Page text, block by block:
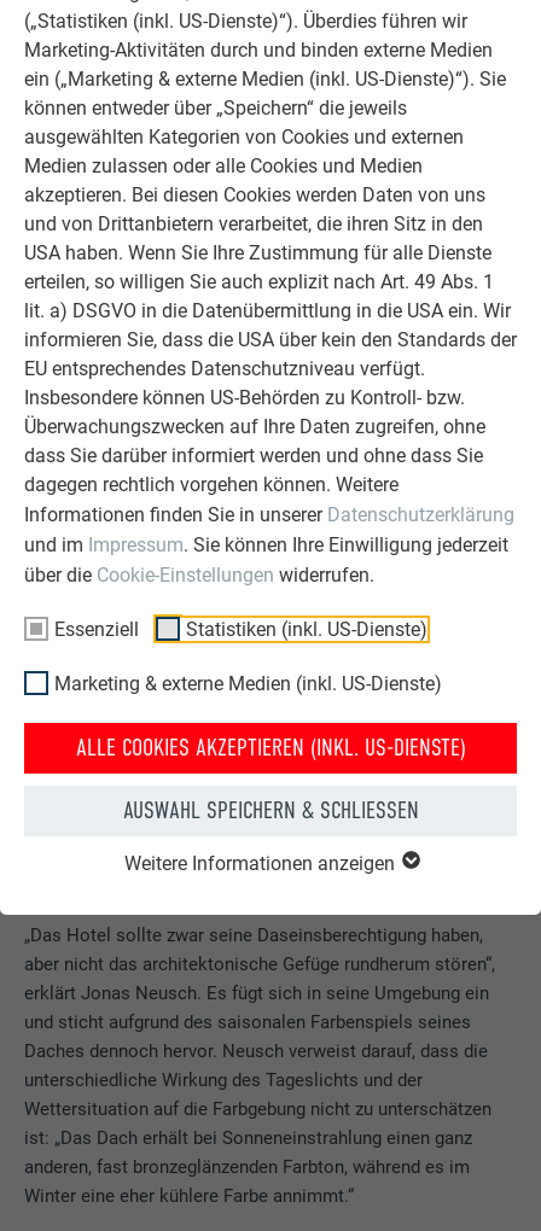
(„Statistiken (inkl. US-Dienste)“). Überdies führen wir
Marketing-Aktivitäten durch und binden externe Medien
ein („Marketing & externe Medien (inkl. US-Dienste)“). Sie
können entweder über „Speichern“ die jeweils
ausgewählten Kategorien von Cookies und externen
Medien zulassen oder alle Cookies und Medien
akzeptieren. Bei diesen Cookies werden Daten von uns
und von Drittanbietern verarbeitet, die ihren Sitz in den
USA haben. Wenn Sie Ihre Zustimmung für alle Dienste
erteilen, so willigen Sie auch explizit nach Art. 49 Abs. 1
lit. a) DSGVO in die Datenübermittlung in die USA ein. Wir
informieren Sie, dass die USA über kein den Standards der
EU entsprechendes Datenschutzniveau verfügt.
Insbesondere können US-Behörden zu Kontroll- bzw.
Überwachungszwecken auf Ihre Daten zugreifen, ohne
dass Sie darüber informiert werden und ohne dass Sie
dagegen rechtlich vorgehen können. Weitere
Informationen finden Sie in unserer Datenschutzerklärung
und im Impressum. Sie können Ihre Einwilligung jederzeit
über die Cookie-Einstellungen widerrufen.
Essenziell Statistiken (inkl. US-Dienste)
Marketing & externe Medien (inkl. US-Dienste)
ALLE COOKIES AKZEPTIEREN (INKL. US-DIENSTE)
AUSWAHL SPEICHERN & SCHLIESSEN
Weitere Informationen anzeigen
EINFÜGUNG STATT EFFEKTHASCHEREI
„Das Hotel sollte zwar seine Daseinsberechtigung haben,
aber nicht das architektonische Gefüge rundherum stören“,
erklärt Jonas Neusch. Es fügt sich in seine Umgebung ein
und sticht aufgrund des saisonalen Farbenspiels seines
Daches dennoch hervor. Neusch verweist darauf, dass die
unterschiedliche Wirkung des Tageslichts und der
Wettersituation auf die Farbgebung nicht zu unterschätzen
ist: „Das Dach erhält bei Sonneneinstrahlung einen ganz
anderen, fast bronzeglänzenden Farbton, während es im
Winter eine eher kühlere Farbe annimmt.“
architekten im Portrait.